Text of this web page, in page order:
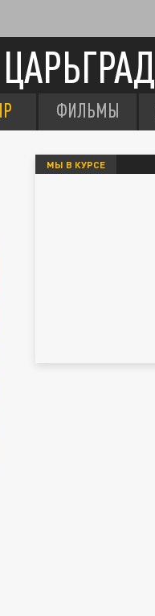
ЦАРЬГРАД
ФИЛЬМЫ
МЫ В КУРСЕ